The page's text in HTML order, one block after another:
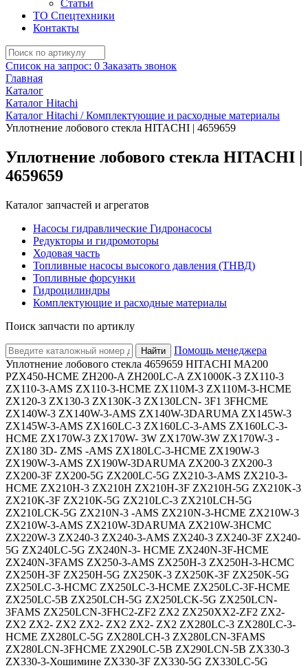
Статьи
ТО Спецтехники
Контакты
Список на запрос: 0 Заказать звонок
Главная
Каталог
Каталог Hitachi
Каталог Hitachi / Комплектующие и расходные материалы
Уплотнение лобового стекла HITACHI | 4659659
Уплотнение лобового стекла HITACHI |
4659659
Каталог запчастей и агрегатов
Насосы гидравлические Гидронасосы
Редукторы и гидромоторы
Ходовая часть
Топливные насосы высокого давления (ТНВД)
Топливные форсунки
Гидроцилиндры
Комплектующие и расходные материалы
Поиск запчасти по артиклу
Найти
Помощь менеджера
Уплотнение лобового стекла 4659659 HITACHI MA200
PZX450-HCME ZH200-A ZH200LC-A ZX1000K-3 ZX110-3
ZX110-3-AMS ZX110-3-HCME ZX110M-3 ZX110M-3-HCME
ZX120-3 ZX130-3 ZX130K-3 ZX130LCN- 3F1 3FHCME
ZX140W-3 ZX140W-3-AMS ZX140W-3DARUMA ZX145W-3
ZX145W-3-AMS ZX160LC-3 ZX160LC-3-AMS ZX160LC-3-
HCME ZX170W-3 ZX170W- 3W ZX170W-3W ZX170W-3 -
ZX180 3D- ZMS -AMS ZX180LC-3-HCME ZX190W-3
ZX190W-3-AMS ZX190W-3DARUMA ZX200-3 ZX200-3
ZX200-3F ZX200-5G ZX200LC-5G ZX210-3-AMS ZX210-3-
HCME ZX210H-3 ZX210H ZX210H-3F ZX210H-5G ZX210K-3
ZX210K-3F ZX210K-5G ZX210LC-3 ZX210LCH-5G
ZX210LCK-5G ZX210N-3 -AMS ZX210N-3-HCME ZX210W-3
ZX210W-3-AMS ZX210W-3DARUMA ZX210W-3HCMC
ZX220W-3 ZX240-3 ZX240-3-AMS ZX240-3 ZX240-3F ZX240-
5G ZX240LC-5G ZX240N-3- HCME ZX240N-3F-HCME
ZX240N-3FAMS ZX250-3-AMS ZX250H-3 ZX250H-3-HCMC
ZX250H-3F ZX250H-5G ZX250K-3 ZX250K-3F ZX250K-5G
ZX250LC-3-HCMC ZX250LC-3-HCME ZX250LC-3F-HCME
ZX250LC-5B ZX250LCH-5G ZX250LCK-5G ZX250LCN-
3FAMS ZX250LCN-3FHC2-ZF2 ZX2 ZX250XX2-ZF2 ZX2-
ZX2 ZX2- ZX2 ZX2- ZX2 ZX2- ZX2 ZX280LC-3 ZX280LC-3-
HCME ZX280LC-5G ZX280LCH-3 ZX280LCN-3FAMS
ZX280LCN-3FHCME ZX290LC-5B ZX290LCN-5B ZX330-3
ZX330-3-Хошимине ZX330-3F ZX330-5G ZX330LC-5G